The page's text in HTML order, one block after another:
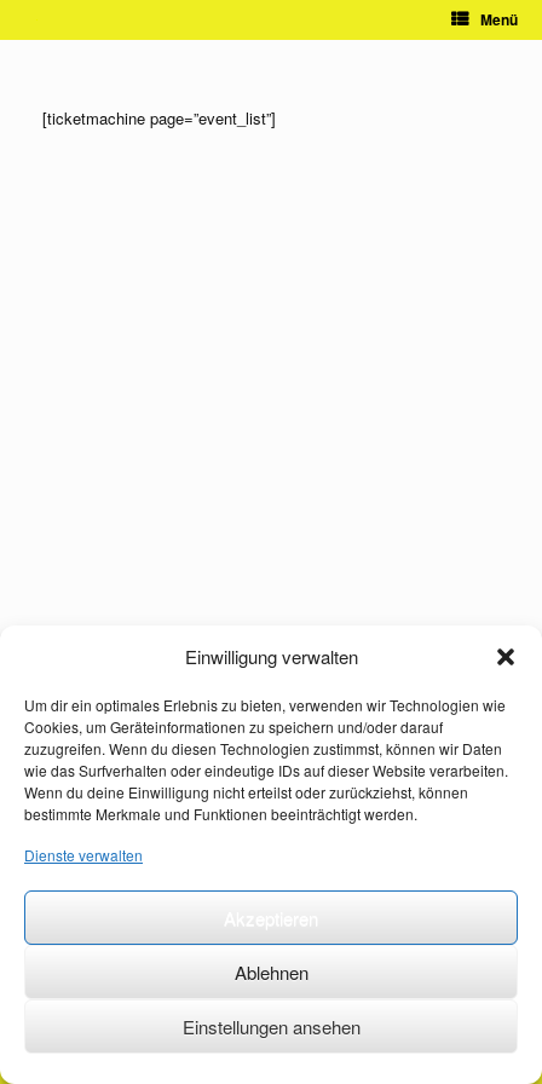
Einwilligung verwalten
Um dir ein optimales Erlebnis zu bieten, verwenden wir Technologien wie
Cookies, um Geräteinformationen zu speichern und/oder darauf
zuzugreifen. Wenn du diesen Technologien zustimmst, können wir Daten
wie das Surfverhalten oder eindeutige IDs auf dieser Website verarbeiten.
Wenn du deine Einwilligung nicht erteilst oder zurückziehst, können
bestimmte Merkmale und Funktionen beeinträchtigt werden.
Dienste verwalten
Ablehnen
Einstellungen ansehen
Menü
[ticketmachine page=”event_list”]
©2026 ·erstehilfekurs-mauch.de ·AGB ·Datenschutzerklärung ·Impressum ·